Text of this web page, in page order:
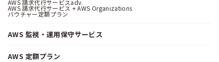
AWS 請求代行サービスadv.
AWS 請求代行サービス + AWS Organizations
バウチャー定額プラン
AWS 監視・運用保守サービス
AWS 定額プラン